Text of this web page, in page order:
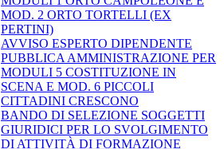
MOD. 2 ORTO TORTELLI (EX
PERTINI)
AVVISO ESPERTO DIPENDENTE
PUBBLICA AMMINISTRAZIONE PER
MODULI 5 COSTITUZIONE IN
SCENA E MOD. 6 PICCOLI
CITTADINI CRESCONO
BANDO DI SELEZIONE SOGGETTI
GIURIDICI PER LO SVOLGIMENTO
DI ATTIVITÀ DI FORMAZIONE